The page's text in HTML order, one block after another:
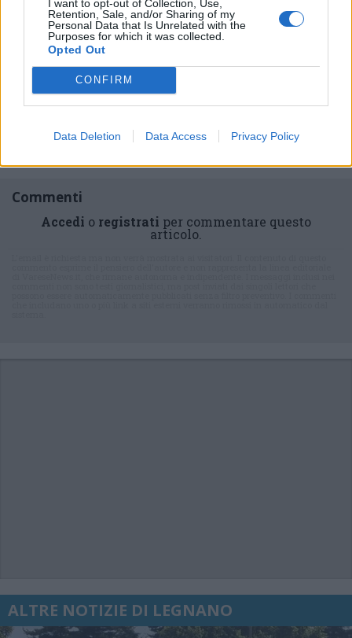
I want to opt-out of Collection, Use,
Retention, Sale, and/or Sharing of my
Personal Data that Is Unrelated with the
Purposes for which it was collected.
Opted Out
CONFIRM
Data Deletion Data Access Privacy Policy
Il meglio di
Iscriviti alla
newsletter
Commenti
Accedi o registrati per commentare questo
articolo.
ALTRE NOTIZIE DI LEGNANO